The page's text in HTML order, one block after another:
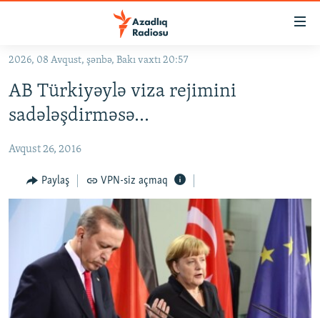
Əsas
qayıt
Əsas
naviqasiyaya
qayıt
KORRUPSIOMETR
#ƏSLINDƏ
FƏRQƏ BAX
QANUNI DOĞRU
ARAŞDIRMA
MULTIMEDIA
VIDEO
FOTOQALEREYA
RADIO ARXIV
HAQQIMIZDA
2026, 08 Avqust, şənbə, Bakı vaxtı 20:57
AB Türkiyəylə viza rejimini
sadələşdirməsə…
Avqust 26, 2016
Paylaş VPN-siz açmaq